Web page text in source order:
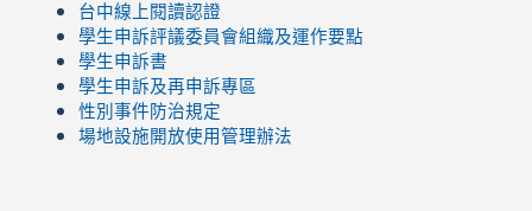
台中線上閱讀認證
學生申訴評議委員會組織及運作要點
學生申訴書
學生申訴及再申訴專區
性別事件防治規定
場地設施開放使用管理辦法